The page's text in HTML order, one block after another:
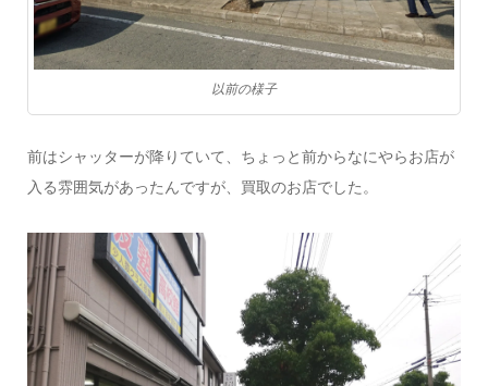
以前の様子
前はシャッターが降りていて、ちょっと前からなにやらお店が
入る雰囲気があったんですが、買取のお店でした。